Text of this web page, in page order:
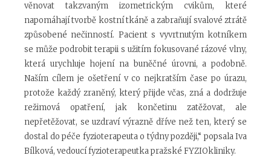
věnovat takzvaným izometrickým cvikům, které
napomáhají tvorbě kostní tkáně a zabraňují svalové ztrátě
způsobené nečinností. Pacient s vyvrtnutým kotníkem
se může podrobit terapii s užitím fokusované rázové vlny,
která urychluje hojení na buněčné úrovni, a podobně.
Naším cílem je ošetření v co nejkratším čase po úrazu,
protože každý zraněný, který přijde včas, zná a dodržuje
režimová opatření, jak končetinu zatěžovat, ale
nepřetěžovat, se uzdraví výrazně dříve než ten, který se
dostal do péče fyzioterapeuta o týdny později,“ popsala Iva
Bílková, vedoucí fyzioterapeutka pražské FYZIOkliniky.